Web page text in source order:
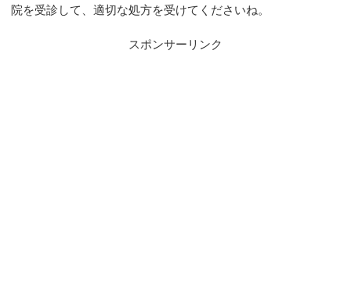
院を受診して、適切な処方を受けてくださいね。
スポンサーリンク